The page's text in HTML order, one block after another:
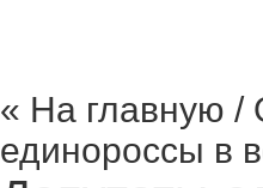
« На главную /
единороссы в